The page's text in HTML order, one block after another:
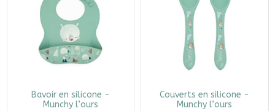
Bavoir en silicone -
Munchy l’ours
Couverts en silicone -
Munchy l’ours